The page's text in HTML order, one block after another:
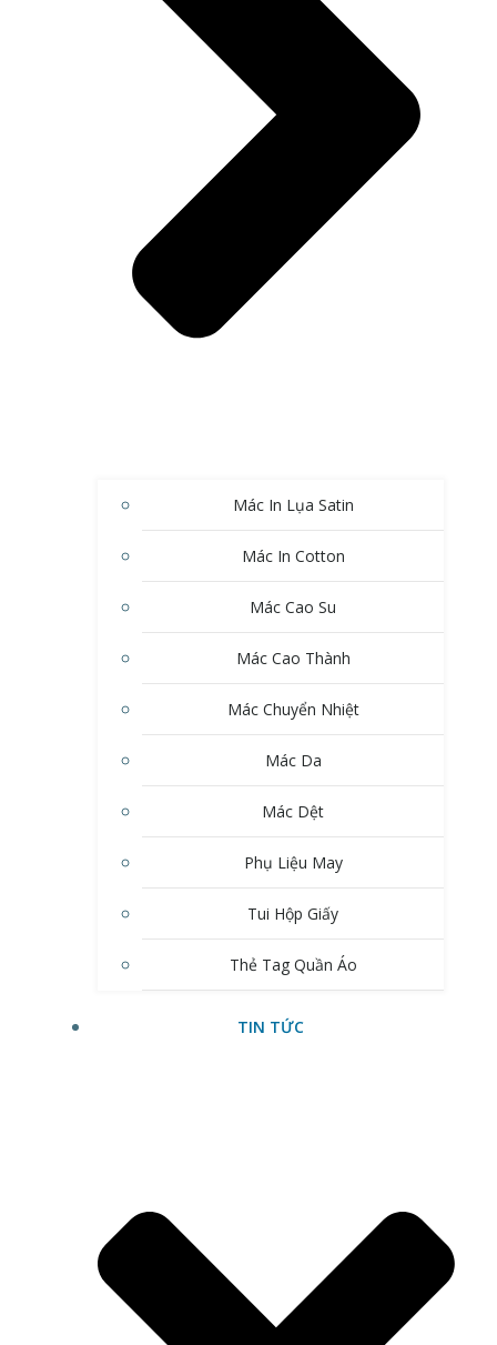
Mác In Lụa Satin
Mác In Cotton
Mác Cao Su
Mác Cao Thành
Mác Chuyển Nhiệt
Mác Da
Mác Dệt
Phụ Liệu May
Tui Hộp Giấy
Thẻ Tag Quần Áo
TIN TỨC